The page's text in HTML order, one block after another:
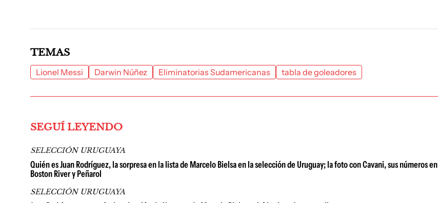
TEMAS
Lionel Messi Darwin Núñez Eliminatorias Sudamericanas tabla de goleadores
SEGUÍ LEYENDO
SELECCIÓN URUGUAYA
Quién es Juan Rodríguez, la sorpresa en la lista de Marcelo Bielsa en la selección de Uruguay; la foto con Cavani, sus números en
Boston River y Peñarol
SELECCIÓN URUGUAYA